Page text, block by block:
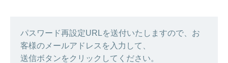
パスワード再設定URLを送付いたしますので、お
客様のメールアドレスを入力して、
送信ボタンをクリックしてください。